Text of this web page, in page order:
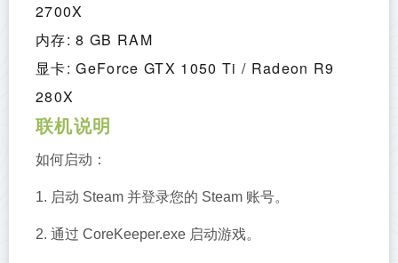
2700X
内存: 8 GB RAM
显卡: GeForce GTX 1050 Ti / Radeon R9
280X
联机说明
如何启动：
1. 启动 Steam 并登录您的 Steam 账号。
2. 通过 CoreKeeper.exe 启动游戏。